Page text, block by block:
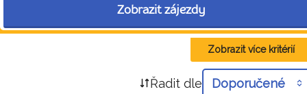
Zobrazit zájezdy
Zobrazit více kritérií
Řadit dle Doporučené